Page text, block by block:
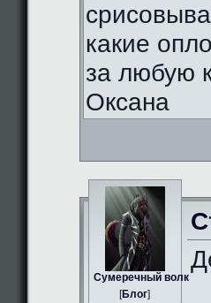
какие
за любую
Оксана
Сумеречный волк
[Блог]